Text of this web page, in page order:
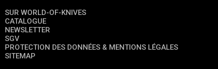
SUR WORLD-OF-KNIVES
CATALOGUE
NEWSLETTER
SGV
PROTECTION DES DONNÉES & MENTIONS LÉGALES
SITEMAP